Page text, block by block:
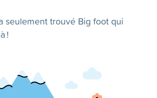
seulement trouvé Big foot qui
!